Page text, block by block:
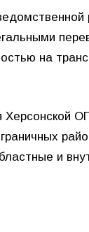
на
Херсонской
и